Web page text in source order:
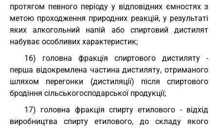
протягом певного періоду у відповідних ємностях з
метою проходження природних реакцій, у результаті
яких алкогольний напій або спиртовий дистилят
набуває особливих характеристик;
16) головна фракція спиртового дистиляту -
перша відокремлена частина дистиляту, отриманого
шляхом перегонки (дистиляції) після спиртового
бродіння сільськогосподарської продукції;
17) головна фракція спирту етилового - відхід
виробництва спирту етилового, до складу якого